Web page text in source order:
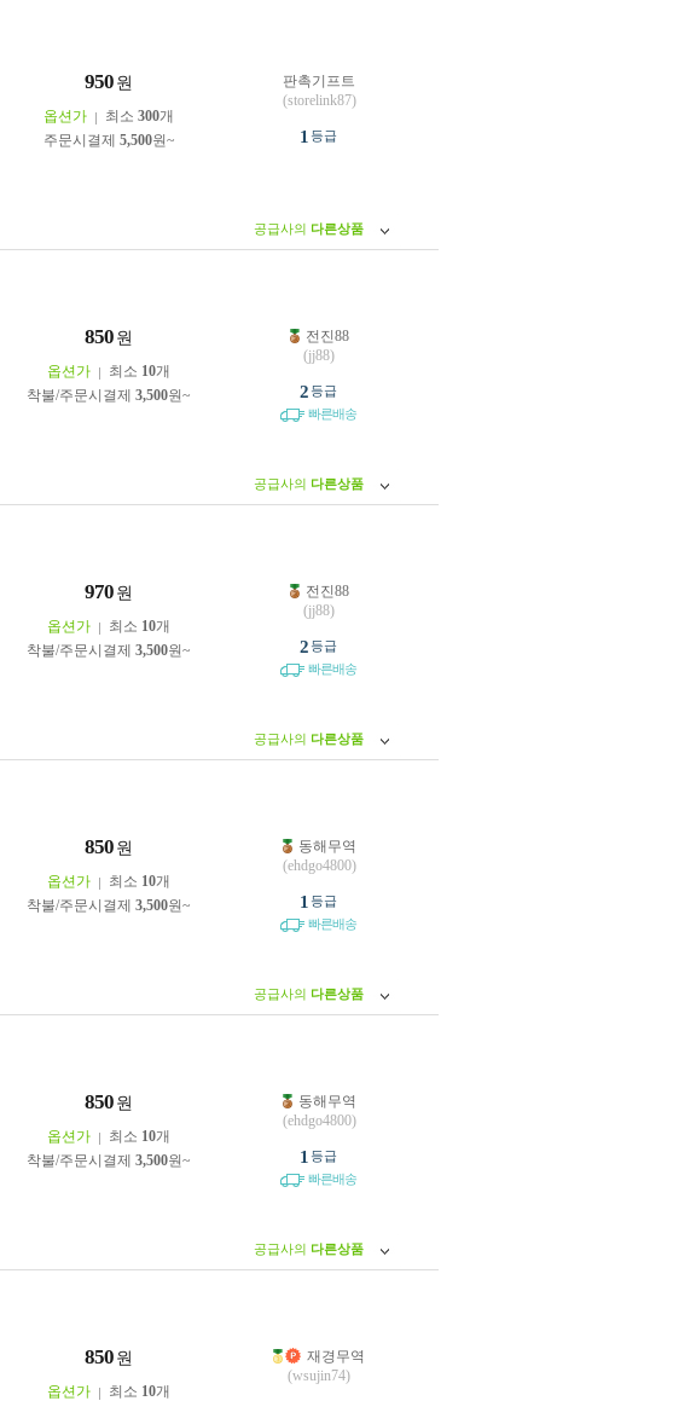
950 원
옵션가 최소 300개
주문시결제 5,500원~
판촉기프트
(storelink87)
1 등급
공급사의 다른상품
850 원
옵션가 최소 10개
착불/주문시결제 3,500원~
전진88
(jj88)
2등급
빠른배송
공급사의 다른상품
970 원
옵션가 최소 10개
착불/주문시결제 3,500원~
전진88
(jj88)
2등급
빠른배송
공급사의 다른상품
850 원
옵션가 최소 10개
착불/주문시결제 3,500원~
동해무역
(ehdgo4800)
1 등급
빠른배송
공급사의 다른상품
850 원
옵션가 최소 10개
착불/주문시결제 3,500원~
동해무역
(ehdgo4800)
1 등급
빠른배송
공급사의 다른상품
850 원
옵션가 최소 10개
재경무역
(wsujin74)